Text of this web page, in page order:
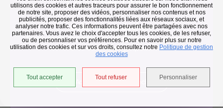
utilisons des cookies et autres traceurs pour assurer le bon fonctionnement
de notre site, proposer des vidéos, personnaliser nos contenus et nos
publicités, proposer des fonctionnalités liées aux réseaux sociaux, et
analyser notre trafic. Ces informations peuvent être partagées avec nos
partenaires. Vous avez le choix d'accepter tous les cookies, de les refuser,
ou de personnaliser vos préférences. Pour en savoir plus sur notre
utilisation des cookies et sur vos droits, consultez notre Politique de gestion
des cookies
Tout accepter Tout refuser Personnaliser
Collecte des déchets
En raison des températures, le passage de nos camions
est avancé d'une heure jusqu'au 14 août.
Accéder à l'univers déchets
EFREI Paris –
Campus de
EFREI Paris –